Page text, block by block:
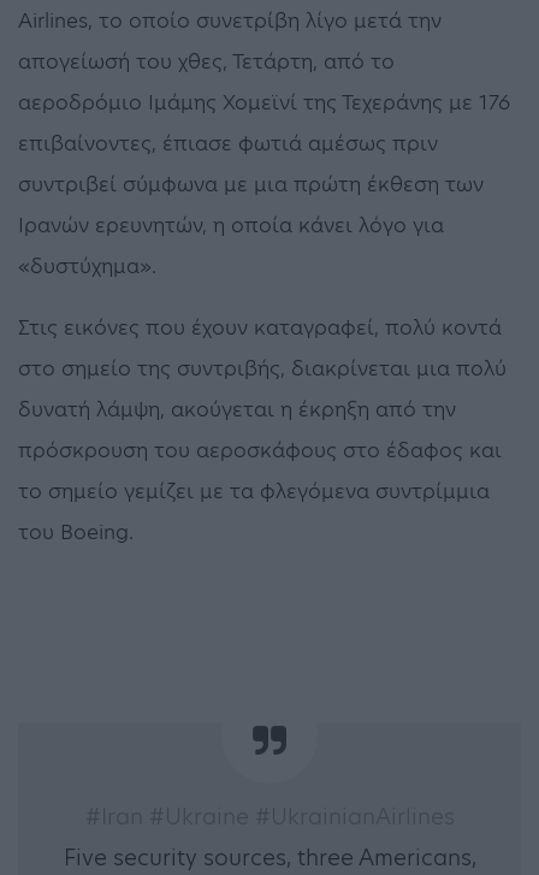
Airlines, το οποίο συνετρίβη λίγο μετά την
απογείωσή του χθες, Τετάρτη, από το
αεροδρόμιο Ιμάμης Χομεϊνί της Τεχεράνης με 176
επιβαίνοντες, έπιασε φωτιά αμέσως πριν
συντριβεί σύμφωνα με μια πρώτη έκθεση των
Ιρανών ερευνητών, η οποία κάνει λόγο για
«δυστύχημα».
Στις εικόνες που έχουν καταγραφεί, πολύ κοντά
στο σημείο της συντριβής, διακρίνεται μια πολύ
δυνατή λάμψη, ακούγεται η έκρηξη από την
πρόσκρουση του αεροσκάφους στο έδαφος και
το σημείο γεμίζει με τα φλεγόμενα συντρίμμια
του Boeing.
Five security sources, three Americans,